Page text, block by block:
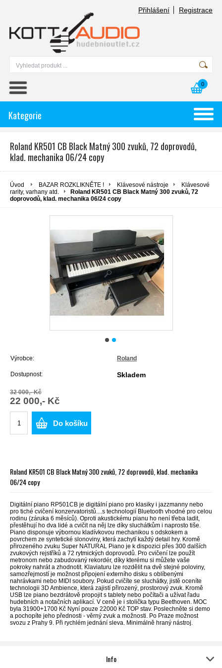
Přihlášení Registrace
0
Kategorie
Roland KR501 CB Black Matný 300 zvuků, 72 doprovodů,
klad. mechanika 06/24 copy
Úvod BAZAR ROZKLIKNĚTE ! Klávesové nástroje
Klávesové
rarity, varhany atd.
Roland KR501 CB Black Matný 300 zvuků, 72
doprovodů, klad. mechanika 06/24 copy
Výrobce: Roland
Dostupnost: Skladem
32 000,- Kč
22 000,- Kč
Do košíku
Roland KR501 CB Black Matný 300 zvuků, 72 doprovodů, klad. mechanika
06/24 copy
Digitální piano RP501CB je digitální piano pro klasiky i jazzmanny nebo
pro tiché cvičení konzervatoristů....s technologií Bluetooth vhodné pro celou
rodinu (záruka 6 měsíců). Oproti akustickému pianu ho není třeba ladit,
přestěhují ho dva lidé a cvičit na něj lze díky sluchátkům i naprosto tiše.
Piano disponuje výbornou kladívkovou mechanikou s odskokem a
povrchem ze syntetické slonoviny, která zachytí každý detail hry. Kromě
přirozeného zvuku Super NATURAL Piano je k dispozici přes 300 dalších
zvukových rejstříků a 72 rytmických doprovodů. Pro cvičení lze použít
metronom nebo zabudovaný rekordér, díky kterému si můžete vaše
pokroky nahrát a zhodnotit. Klaviaturu lze rozdělit na dvě stejné poloviny,
samozřejmostí je možnost připojení externího disku s oblíbenými
nahrávkami nebo MIDI soubory. Pokud cvičíte se sluchátky, jistě oceníte
technologii 3D Ambience, která zajistí přirozený, prostorový zvuk. Kromě
USB lze piano bezdrátově propojit s tablety nebo počítači a užívat řadu
hudebních a notačních aplikací. V ceně je i stolička typu Beethoven. MOC
byla 31900+1700 Kč Nyní pouze 22000 Kč TOP stav. Poslechněte si demo
a pochopíte jeho přednosti - věrný zvuk a možnosti. Po Praze možnost
svozu z Prahy 9. Při rychlém jednání sleva. Minimálně hraný nástroj.
Info